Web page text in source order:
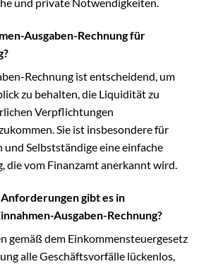
Ausgaben-Rechnung für
Rechnung ist entscheidend, um
zu behalten, die Liquidität zu
Verpflichtungen
Sie ist insbesondere für
Selbstständige eine einfache
die vom Finanzamt anerkannt wird.
gibt es in
Ausgaben-Rechnung?
gemäß dem Einkommensteuergesetz
alle Geschäftsvorfälle lückenlos,